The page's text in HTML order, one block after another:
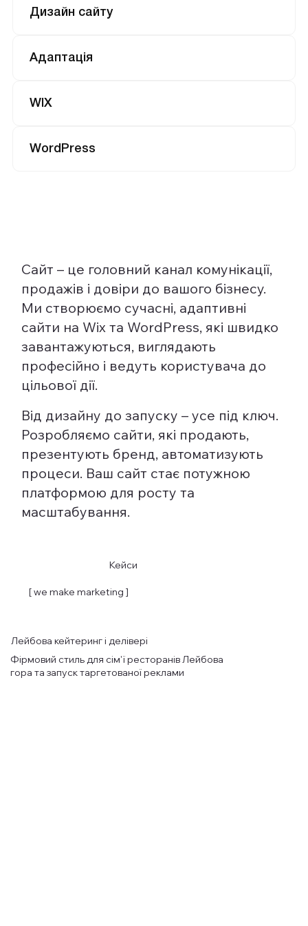
Сайт – це головний канал комунікації,
продажів і довіри до вашого бізнесу.
Ми створюємо сучасні, адаптивні
сайти на Wix та WordPress, які швидко
завантажуються, виглядають
професійно і ведуть користувача до
цільової дії.
Від дизайну до запуску – усе під ключ.
Розробляємо сайти, які продають,
презентують бренд, автоматизують
процеси. Ваш сайт стає потужною
платформою для росту та
масштабування.
Дизайн сайту
Адаптація
WIX
WordPress
Кейси
[ we make marketing ]
Лейбова кейтеринг і делівері
Фірмовий стиль для сім'ї ресторанів Лейбова
гора та запуск таргетованої реклами